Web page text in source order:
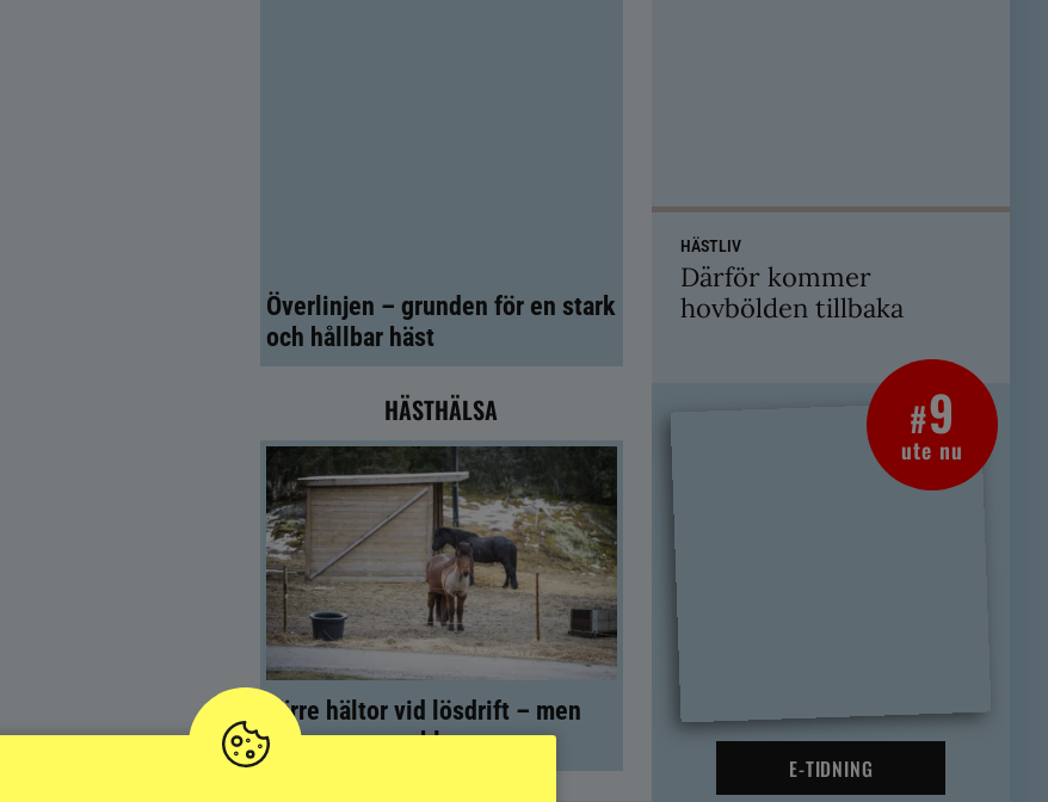
Överlinjen – grunden för en stark
och hållbar häst
HÄSTHÄLSA
Färre hältor vid lösdrift – men
kan ge nya problem
HÄSTLIV
Därför kommer
hovbölden tillbaka
#9
ute nu
E-TIDNING